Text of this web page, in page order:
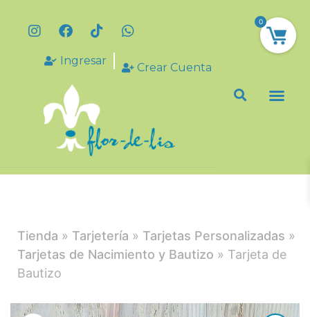
Ingresar
Crear Cuenta
Tienda » Tarjetería » Tarjetas Personalizadas »
Tarjetas de Nacimiento y Bautizo » Tarjeta de
Bautizo
0